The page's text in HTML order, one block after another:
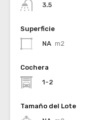
3.5
Superficie
NA m2
Cochera
1-2
Tamaño del Lote